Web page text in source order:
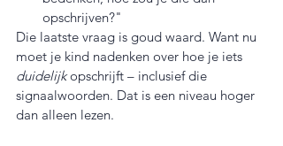
opschrijven?"
Die laatste vraag is goud waard. Want nu
moet je kind nadenken over hoe je iets
duidelijk opschrijft – inclusief die
signaalwoorden. Dat is een niveau hoger
dan alleen lezen.